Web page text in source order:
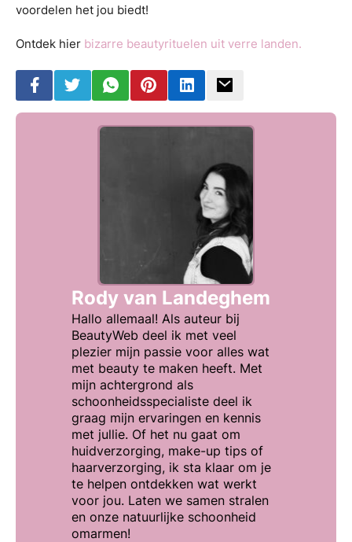
voordelen het jou biedt!
Ontdek hier bizarre beautyrituelen uit verre landen.
Rody van Landeghem
Hallo allemaal! Als auteur bij
BeautyWeb deel ik met veel
plezier mijn passie voor alles wat
met beauty te maken heeft. Met
mijn achtergrond als
schoonheidsspecialiste deel ik
graag mijn ervaringen en kennis
met jullie. Of het nu gaat om
huidverzorging, make-up tips of
haarverzorging, ik sta klaar om je
te helpen ontdekken wat werkt
voor jou. Laten we samen stralen
en onze natuurlijke schoonheid
omarmen!